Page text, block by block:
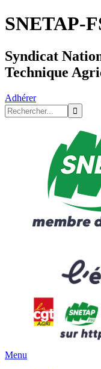
SNETAP-
Syndicat
Technique
Adhérer
Menu